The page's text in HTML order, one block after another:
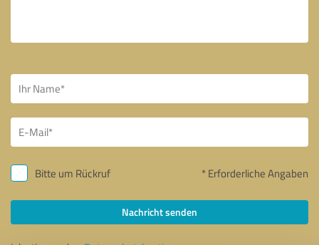
Bitte um Rückruf * Erforderliche Angaben
Nachricht senden